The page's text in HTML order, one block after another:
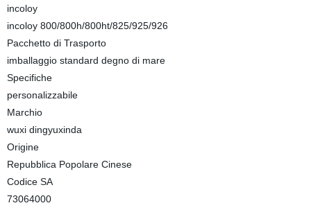
incoloy
incoloy 800/800h/800ht/825/925/926
Pacchetto di Trasporto
imballaggio standard degno di mare
Specifiche
personalizzabile
Marchio
wuxi dingyuxinda
Origine
Repubblica Popolare Cinese
Codice SA
73064000